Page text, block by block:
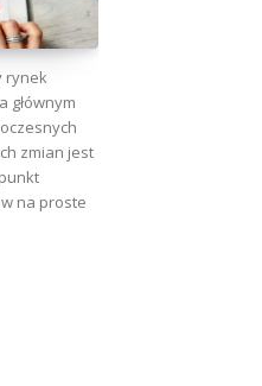
rynek
głównym
zmian jest
na proste